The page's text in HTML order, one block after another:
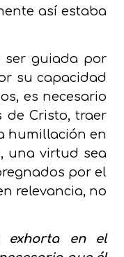
así estaba
ser guiada por
su capacidad
es necesario
de Cristo, traer
humillación en
una virtud sea
por el
relevancia, no
exhorta en el